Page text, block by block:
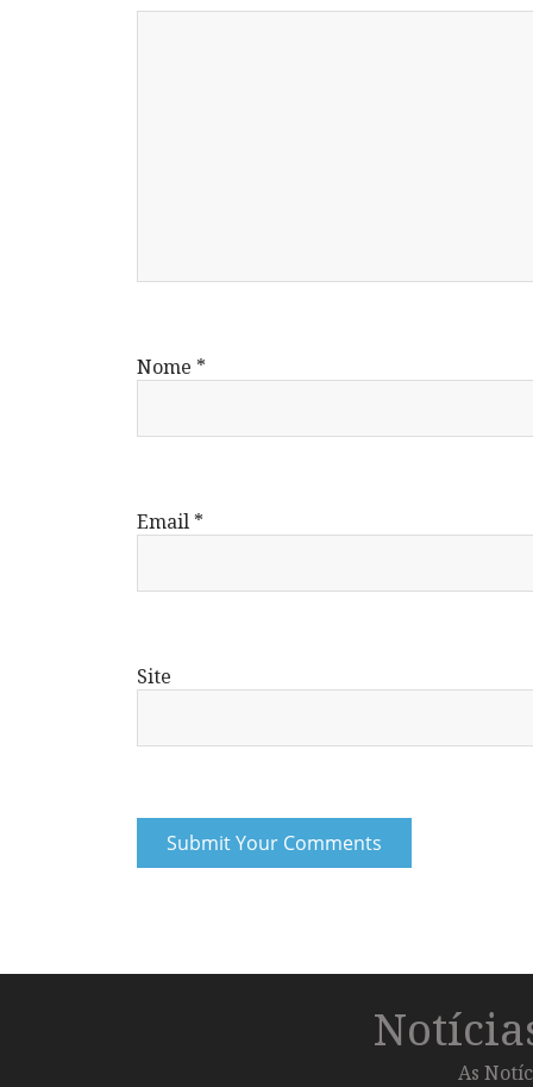
Nome *
Email *
Site
As